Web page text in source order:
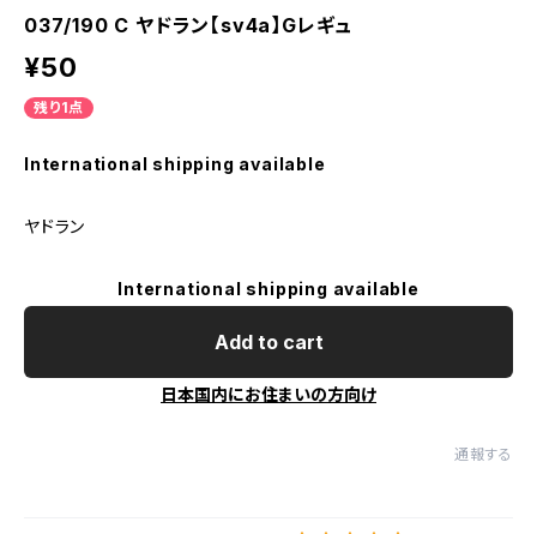
037/190 C ヤドラン【sv4a】Gレギュ
¥50
残り1点
International shipping available
ヤドラン
International shipping available
Add to cart
日本国内にお住まいの方向け
通報する